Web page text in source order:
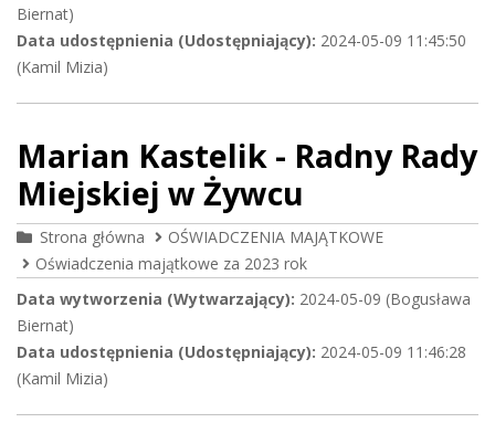
Biernat)
Data udostępnienia (Udostępniający): 2024-05-09 11:45:50
(Kamil Mizia)
Marian Kastelik - Radny Rady
Miejskiej w Żywcu
Strona główna
OŚWIADCZENIA MAJĄTKOWE
Oświadczenia majątkowe za 2023 rok
Data wytworzenia (Wytwarzający): 2024-05-09 (Bogusława
Biernat)
Data udostępnienia (Udostępniający): 2024-05-09 11:46:28
(Kamil Mizia)